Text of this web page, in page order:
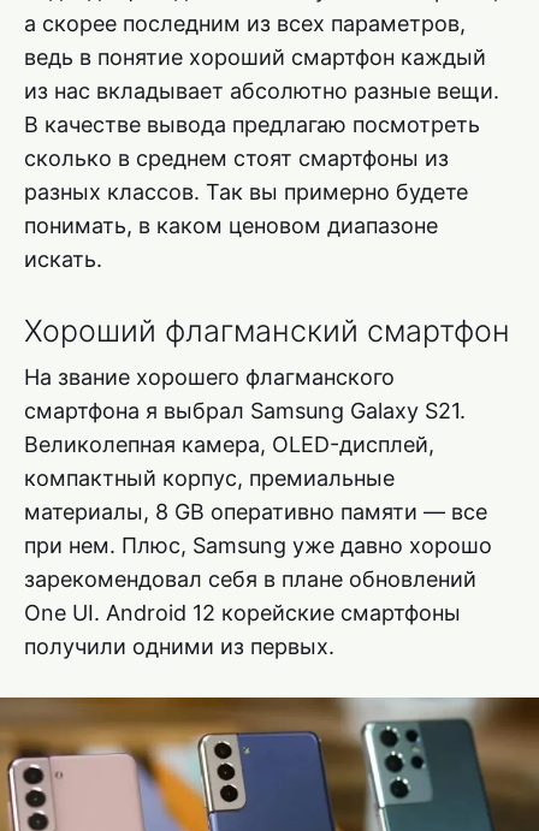
а скорее последним из всех параметров,
ведь в понятие хороший смартфон каждый
из нас вкладывает абсолютно разные вещи.
В качестве вывода предлагаю посмотреть
сколько в среднем стоят смартфоны из
разных классов. Так вы примерно будете
понимать, в каком ценовом диапазоне
искать.
Хороший флагманский смартфон
На звание хорошего флагманского
смартфона я выбрал Samsung Galaxy S21.
Великолепная камера, OLED-дисплей,
компактный корпус, премиальные
материалы, 8 GB оперативно памяти — все
при нем. Плюс, Samsung уже давно хорошо
зарекомендовал себя в плане обновлений
One UI. Android 12 корейские смартфоны
получили одними из первых.